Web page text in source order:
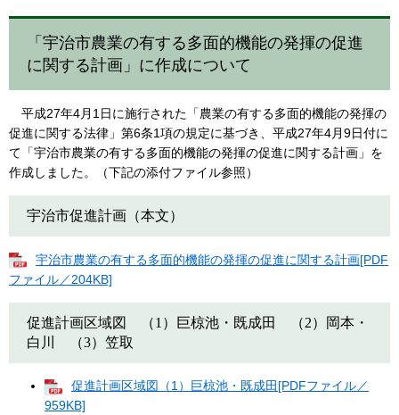
「宇治市農業の有する多面的機能の発揮の促進
に関する計画」に作成について
平成27年4月1日に施行された「農業の有する多面的機能の発揮の
促進に関する法律」第6条1項の規定に基づき、平成27年4月9日付に
て「宇治市農業の有する多面的機能の発揮の促進に関する計画」を
作成しました。（下記の添付ファイル参照）
宇治市促進計画（本文）
宇治市農業の有する多面的機能の発揮の促進に関する計画[PDF
ファイル／204KB]
促進計画区域図 （1）巨椋池・既成田 （2）岡本・
白川 （3）笠取
促進計画区域図（1）巨椋池・既成田[PDFファイル／
959KB]